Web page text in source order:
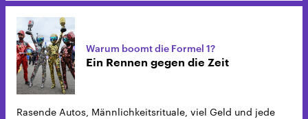
Warum boomt die Formel 1?
Ein Rennen gegen die Zeit
Rasende Autos, Männlichkeitsrituale, viel Geld und jede